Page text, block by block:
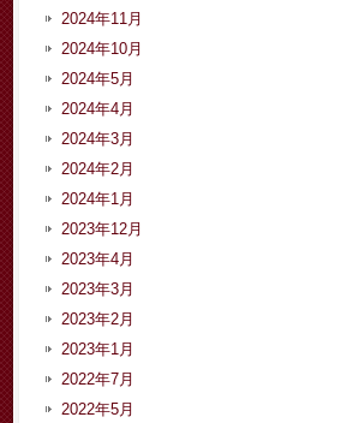
2024年11月
2024年10月
2024年5月
2024年4月
2024年3月
2024年2月
2024年1月
2023年12月
2023年4月
2023年3月
2023年2月
2023年1月
2022年7月
2022年5月